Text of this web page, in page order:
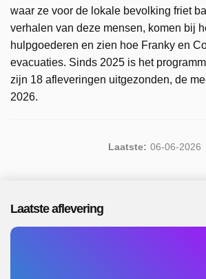
waar ze voor de lokale bevolking friet
verhalen van deze mensen, komen bij
hulpgoederen en zien hoe Franky en
evacuaties. Sinds 2025 is het
zijn 18 afleveringen uitgezonden, de
2026.
Laatste: 06-06-2026
Laatste aflevering